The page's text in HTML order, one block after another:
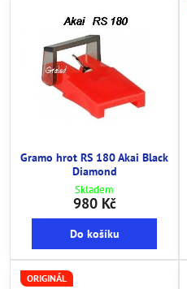
Gramo hrot RS 180 Akai Black
Diamond
Skladem
980 Kč
Do košíku
ORIGINÁL